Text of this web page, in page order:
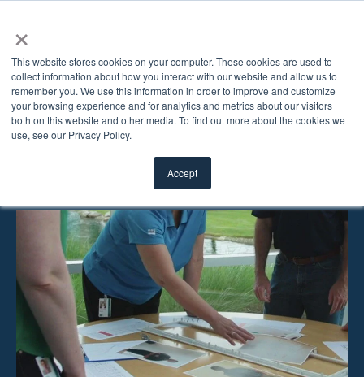
×
This website stores cookies on your computer. These cookies are used to
collect information about how you interact with our website and allow us to
remember you. We use this information in order to improve and customize
your browsing experience and for analytics and metrics about our visitors
both on this website and other media. To find out more about the cookies we
use, see our Privacy Policy.
Accept
Conditions
d'utilisation